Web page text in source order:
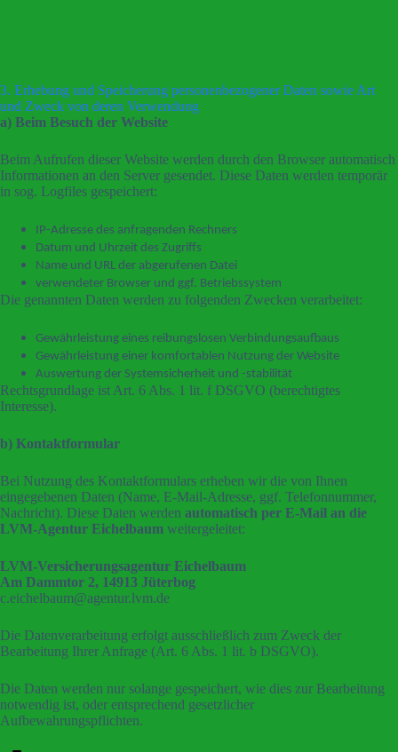
3. Erhebung und Speicherung personenbezogener Daten sowie Art
und Zweck von deren Verwendung
a) Beim Besuch der Website
Beim Aufrufen dieser Website werden durch den Browser automatisch
Informationen an den Server gesendet. Diese Daten werden temporär
in sog. Logfiles gespeichert:
IP-Adresse des anfragenden Rechners
Datum und Uhrzeit des Zugriffs
Name und URL der abgerufenen Datei
verwendeter Browser und ggf. Betriebssystem
Die genannten Daten werden zu folgenden Zwecken verarbeitet:
Gewährleistung eines reibungslosen Verbindungsaufbaus
Gewährleistung einer komfortablen Nutzung der Website
Auswertung der Systemsicherheit und -stabilität
Rechtsgrundlage ist Art. 6 Abs. 1 lit. f DSGVO (berechtigtes
Interesse).
b) Kontaktformular
Bei Nutzung des Kontaktformulars erheben wir die von Ihnen
eingegebenen Daten (Name, E-Mail-Adresse, ggf. Telefonnummer,
Nachricht). Diese Daten werden automatisch per E-Mail an die
LVM-Agentur Eichelbaum weitergeleitet:
LVM-Versicherungsagentur Eichelbaum
Am Dammtor 2, 14913 Jüterbog
c.eichelbaum@agentur.lvm.de
Die Datenverarbeitung erfolgt ausschließlich zum Zweck der
Bearbeitung Ihrer Anfrage (Art. 6 Abs. 1 lit. b DSGVO).
Die Daten werden nur solange gespeichert, wie dies zur Bearbeitung
notwendig ist, oder entsprechend gesetzlicher
Aufbewahrungspflichten.